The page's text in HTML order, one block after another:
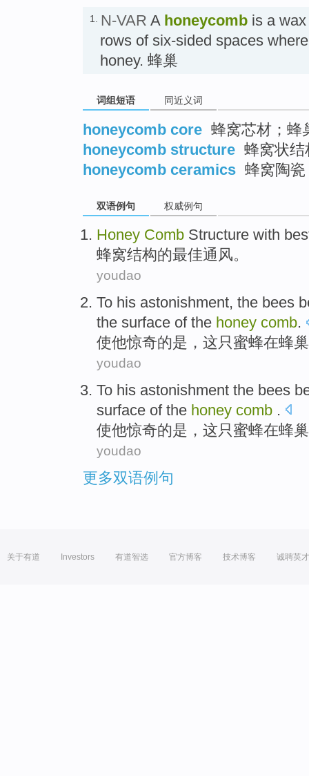
1. N-VAR A honeycomb is a
rows of six-sided spaces
honey. 蜂巢
词组短语 同近义词
honeycomb core 蜂窝芯材；蜂
honeycomb structure 蜂窝状结
honeycomb ceramics 蜂窝陶瓷
双语例句 权威例句
Honey Comb Structure with
蜂窝结构的最佳通风。
youdao
To his astonishment, the bees
the surface ofthe honey comb.
使他惊奇的是， 这只蜜蜂在蜂巢
youdao
To his astonishment the bees
surface of the honey comb .
使他惊奇的是， 这只蜜蜂在蜂巢
youdao
更多双语例句
关于有道 Investors 有道智选 官方博客 技术博客 诚聘英才